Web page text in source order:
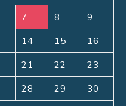
7 8 9
14 15 16
21 22 23
28 29 30